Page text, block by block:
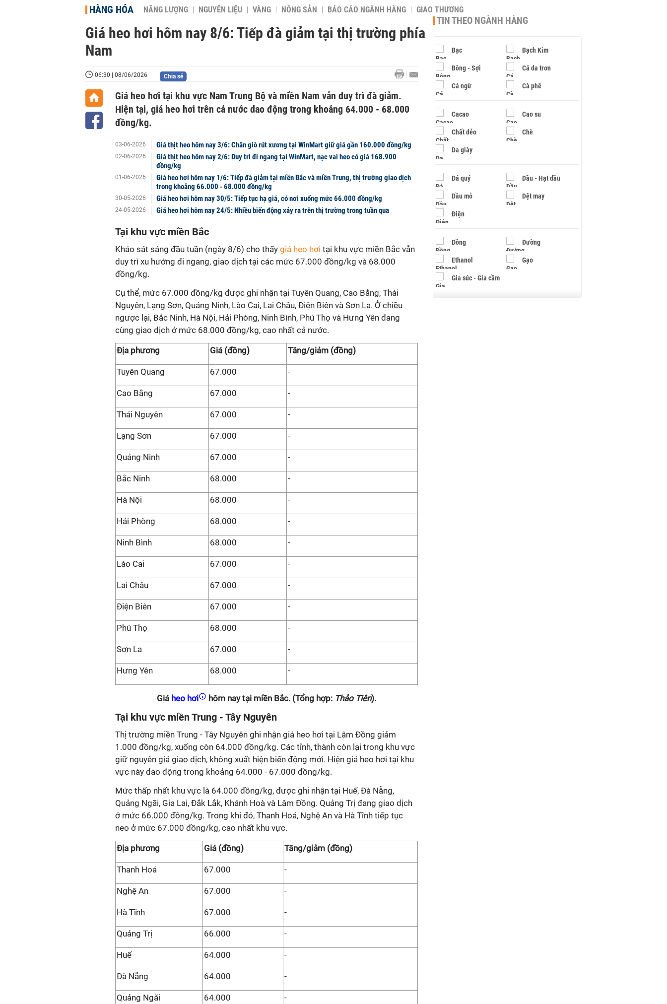
HÀNG HÓA NĂNG LƯỢNG NGUYÊN LIỆU VÀNG NÔNG SẢN BÁO CÁO NGÀNH HÀNG GIAO THƯƠNG
Giá heo hơi hôm nay 8/6: Tiếp đà giảm tại thị trường phía
Nam
06:30 | 08/06/2026 Chia sẻ
Giá heo hơi tại khu vực Nam Trung Bộ và miền Nam vẫn duy trì đà giảm.
Hiện tại, giá heo hơi trên cả nước dao động trong khoảng 64.000 - 68.000
đồng/kg.
03-06-2026 Giá thịt heo hôm nay 3/6: Chân giò rút xương tại WinMart giữ giá gần 160.000 đồng/kg
02-06-2026
Giá thịt heo hôm nay 2/6: Duy trì đi ngang tại WinMart, nạc vai heo có giá 168.900
đồng/kg
01-06-2026
Giá heo hơi hôm nay 1/6: Tiếp đà giảm tại miền Bắc và miền Trung, thị trường giao dịch
trong khoảng 66.000 - 68.000 đồng/kg
30-05-2026 Giá heo hơi hôm nay 30/5: Tiếp tục hạ giá, có nơi xuống mức 66.000 đồng/kg
24-05-2026 Giá heo hơi hôm nay 24/5: Nhiều biến động xảy ra trên thị trường trong tuần qua
Tại khu vực miền Bắc
Khảo sát sáng đầu tuần (ngày 8/6) cho thấy giá heo hơi tại khu vực miền Bắc vẫn
duy trì xu hướng đi ngang, giao dịch tại các mức 67.000 đồng/kg và 68.000
đồng/kg.
Cụ thể, mức 67.000 đồng/kg được ghi nhận tại Tuyên Quang, Cao Bằng, Thái
Nguyên, Lạng Sơn, Quảng Ninh, Lào Cai, Lai Châu, Điện Biên và Sơn La. Ở chiều
ngược lại, Bắc Ninh, Hà Nội, Hải Phòng, Ninh Bình, Phú Thọ và Hưng Yên đang
cùng giao dịch ở mức 68.000 đồng/kg, cao nhất cả nước.
Địa phương Giá (đồng) Tăng/giảm (đồng)
Tuyên Quang 67.000 -
Cao Bằng 67.000 -
Thái Nguyên 67.000 -
Lạng Sơn 67.000 -
Quảng Ninh 67.000 -
Bắc Ninh 68.000 -
Hà Nội 68.000 -
Hải Phòng 68.000 -
Ninh Bình 68.000 -
Lào Cai 67.000 -
Lai Châu 67.000 -
Điện Biên 67.000 -
Phú Thọ 68.000 -
Sơn La 67.000 -
Hưng Yên 68.000 -
Giá heo hơi hôm nay tại miền Bắc. (Tổng hợp: Thảo Tiên).
Tại khu vực miền Trung - Tây Nguyên
Thị trường miền Trung - Tây Nguyên ghi nhận giá heo hơi tại Lâm Đồng giảm
1.000 đồng/kg, xuống còn 64.000 đồng/kg. Các tỉnh, thành còn lại trong khu vực
giữ nguyên giá giao dịch, không xuất hiện biến động mới. Hiện giá heo hơi tại khu
vực này dao động trong khoảng 64.000 - 67.000 đồng/kg.
Mức thấp nhất khu vực là 64.000 đồng/kg, được ghi nhận tại Huế, Đà Nẵng,
Quảng Ngãi, Gia Lai, Đắk Lắk, Khánh Hoà và Lâm Đồng. Quảng Trị đang giao dịch
ở mức 66.000 đồng/kg. Trong khi đó, Thanh Hoá, Nghệ An và Hà Tĩnh tiếp tục
neo ở mức 67.000 đồng/kg, cao nhất khu vực.
Địa phương Giá (đồng) Tăng/giảm (đồng)
Thanh Hoá 67.000 -
Nghệ An 67.000 -
Hà Tĩnh 67.000 -
Quảng Trị 66.000 -
Huế 64.000 -
Đà Nẵng 64.000 -
Quảng Ngãi 64.000 -
TIN THEO NGÀNH HÀNG
Bạc Bạch Kim
Bông - Sợi Cá da trơn
Cá ngừ Cà phê
Cacao Cao su
Chất dẻo Chè
Da giày
Đá quý Dầu - Hạt dầu
Dầu mỏ Dệt may
Điện
Đồng Đường
Ethanol Gạo
Gia súc - Gia cầm